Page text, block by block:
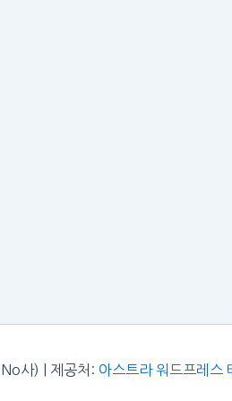
사) | 제공처: 아스트라 워드프레스